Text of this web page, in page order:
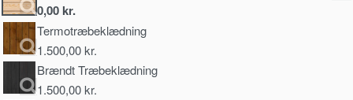
0,00 kr.
Termotræbeklædning
1.500,00kr.
Brændt Træbeklædning
1.500,00kr.